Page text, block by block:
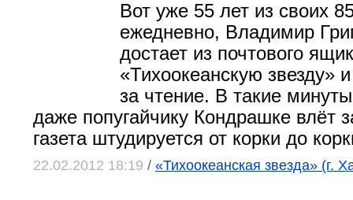
Вот уже 55 лет из своих
ежедневно, Владимир
достает из почтового
«Тихоокеанскую звезду»
за чтение. В такие
даже попугайчику Кондрашке влёт
газета штудируется от корки до
22.02.2012 18:19 / «Тихоокеанская звезда» (г.